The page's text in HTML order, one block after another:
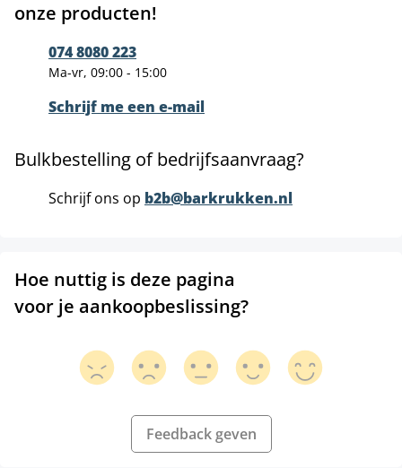
onze producten!
074 8080 223
Ma-vr, 09:00 - 15:00
Schrijf me een e-mail
Bulkbestelling of bedrijfsaanvraag?
Schrijf ons op b2b@barkrukken.nl
Hoe nuttig is deze pagina
voor je aankoopbeslissing?
Feedback geven